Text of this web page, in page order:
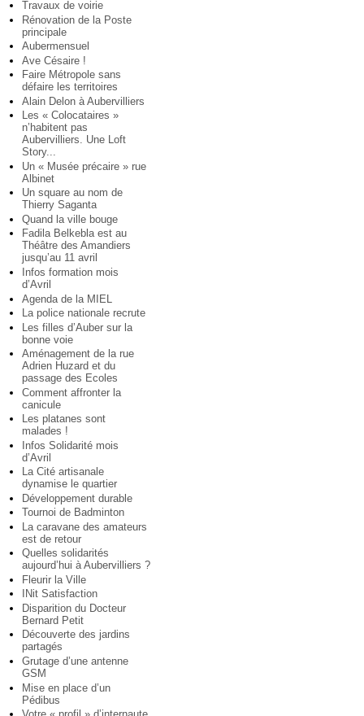
Travaux de voirie
Rénovation de la Poste
principale
Aubermensuel
Ave Césaire !
Faire Métropole sans
défaire les territoires
Alain Delon à Aubervilliers
Les « Colocataires »
n’habitent pas
Aubervilliers. Une Loft
Story...
Un « Musée précaire » rue
Albinet
Un square au nom de
Thierry Saganta
Quand la ville bouge
Fadila Belkebla est au
Théâtre des Amandiers
jusqu’au 11 avril
Infos formation mois
d’Avril
Agenda de la MIEL
La police nationale recrute
Les filles d’Auber sur la
bonne voie
Aménagement de la rue
Adrien Huzard et du
passage des Ecoles
Comment affronter la
canicule
Les platanes sont
malades !
Infos Solidarité mois
d’Avril
La Cité artisanale
dynamise le quartier
Développement durable
Tournoi de Badminton
La caravane des amateurs
est de retour
Quelles solidarités
aujourd’hui à Aubervilliers ?
Fleurir la Ville
INit Satisfaction
Disparition du Docteur
Bernard Petit
Découverte des jardins
partagés
Grutage d’une antenne
GSM
Mise en place d’un
Pédibus